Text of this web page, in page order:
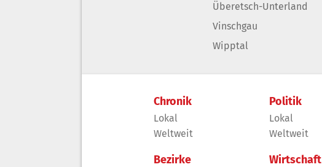
Überetsch-Unterland
Vinschgau
Wipptal
Chronik
Lokal
Weltweit
Bezirke
Politik
Lokal
Weltweit
Wirtschaft